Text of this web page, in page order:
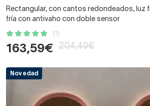
Rectangular, con cantos redondeados, luz
fría con antivaho con doble sensor
(1)
163,59€ 204,49€
Novedad